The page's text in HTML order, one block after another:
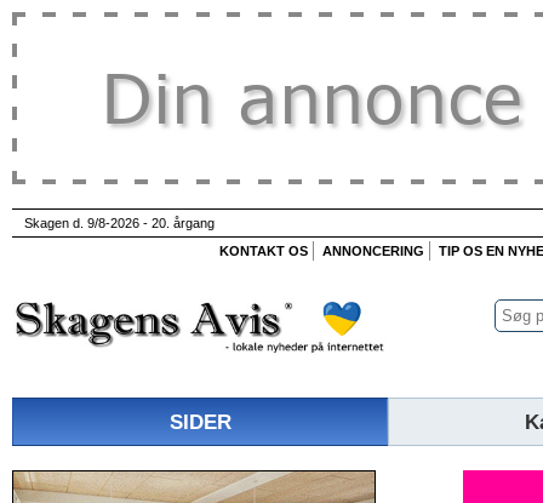
Skagen d. 9/8-2026 - 20. årgang
KONTAKT OS
ANNONCERING TIP OS EN
SIDER